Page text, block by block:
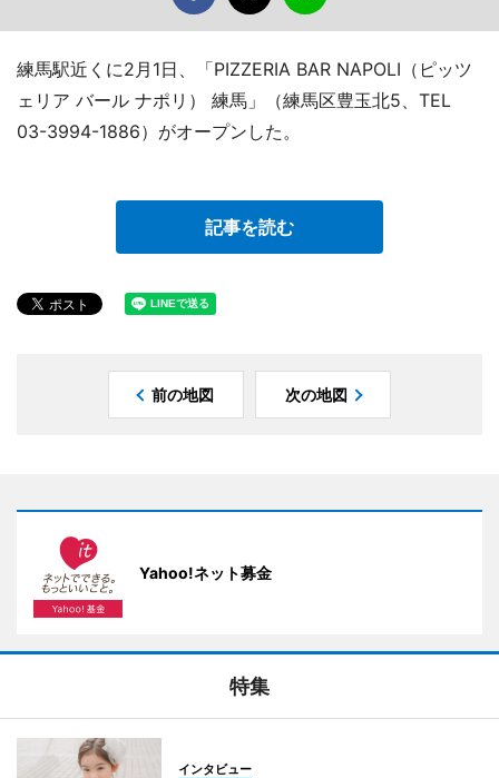
練馬駅近くに2月1日、「PIZZERIA BAR NAPOLI（ピッツ
ェリア バール ナポリ） 練馬」（練馬区豊玉北5、TEL
03-3994-1886）がオープンした。
記事を読む
前の地図 次の地図
Yahoo!ネット募金
特集
インタビュー